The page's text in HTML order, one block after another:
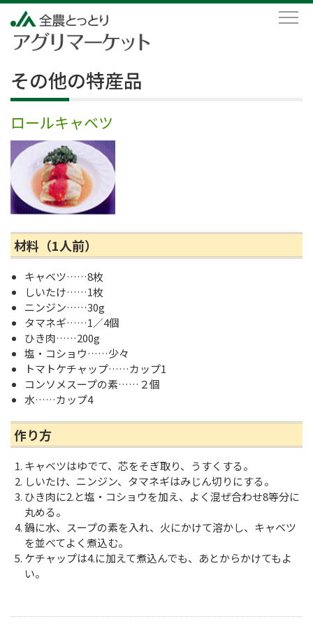
その他の特産品
ロールキャベツ
材料（1人前）
キャベツ……8枚
しいたけ……1枚
ニンジン……30g
タマネギ……1／4個
ひき肉……200g
塩・コショウ……少々
トマトケチャップ……カップ1
コンソメスープの素……２個
水……カップ4
作り方
キャベツはゆでて、芯をそぎ取り、うすくする。
しいたけ、ニンジン、タマネギはみじん切りにする。
ひき肉に2.と塩・コショウを加え、よく混ぜ合わせ8等分に
丸める。
鍋に水、スープの素を入れ、火にかけて溶かし、キャベツ
を並べてよく煮込む。
ケチャップは4.に加えて煮込んでも、あとからかけてもよ
い。